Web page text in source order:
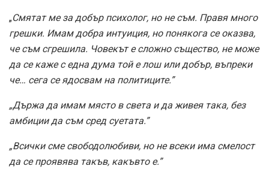
„Смятат ме за добър психолог, но не съм. Правя много
грешки. Имам добра интуиция, но понякога се оказва,
че съм сгрешила. Човекът е сложно същество, не може
да се каже с една дума той е лош или добър, въпреки
че… сега се ядосвам на политиците.”
„Държа да имам място в света и да живея така, без
амбиции да съм сред суетата.”
„Всички сме свободолюбиви, но не всеки има смелост
да се проявява такъв, какъвто е.”